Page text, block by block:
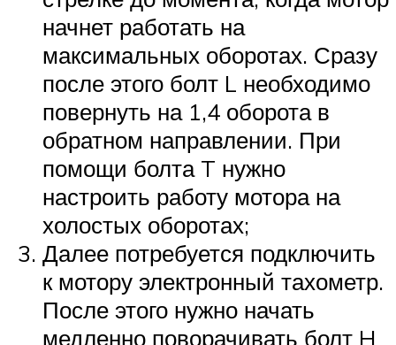
начнет работать на
максимальных оборотах. Сразу
после этого болт L необходимо
повернуть на 1,4 оборота в
обратном направлении. При
помощи болта T нужно
настроить работу мотора на
холостых оборотах;
Далее потребуется подключить
к мотору электронный тахометр.
После этого нужно начать
медленно поворачивать болт H